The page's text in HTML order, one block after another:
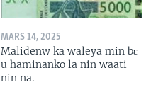
MARS 14, 2025
Malidenw ka waleya min bɛ
u haminanko la nin waati
nin na.